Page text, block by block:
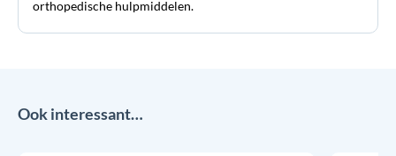
orthopedische hulpmiddelen.
Ook interessant…